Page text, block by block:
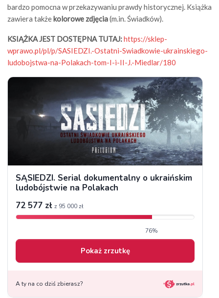
bardzo pomocna w przekazywaniu prawdy historycznej. Książka
zawiera takżekolorowe zdjęcia(m.in. Świadków).
KSIĄŻKA JEST DOSTĘPNA TUTAJ:https://sklep-
wprawo.pl/pl/p/SASIEDZI.-Ostatni-Swiadkowie-ukrainskiego-
ludobojstwa-na-Polakach-tom-I-i-II-J.-Miedlar/180